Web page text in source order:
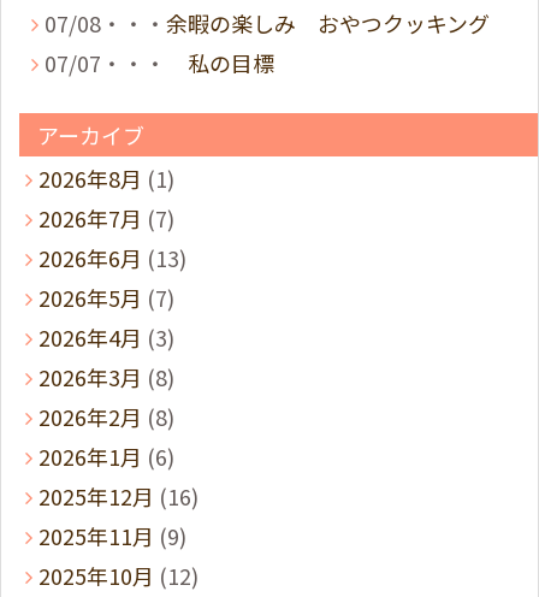
07/08・・・ 余暇の楽しみ おやつクッキング
07/07・・・
私の目標
アーカイブ
2026年8月 (1)
2026年7月 (7)
2026年6月 (13)
2026年5月 (7)
2026年4月 (3)
2026年3月 (8)
2026年2月 (8)
2026年1月 (6)
2025年12月 (16)
2025年11月 (9)
2025年10月 (12)